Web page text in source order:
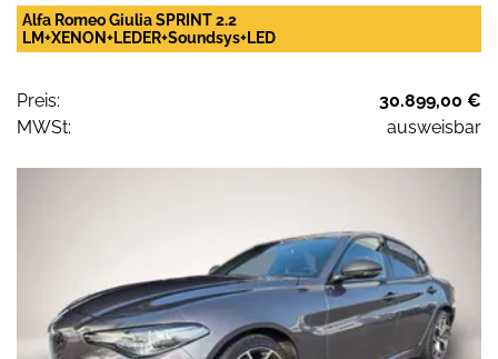
Alfa Romeo Giulia SPRINT 2.2
LM+XENON+LEDER+Soundsys+LED
Preis:
30.899,00 €
MWSt:
ausweisbar